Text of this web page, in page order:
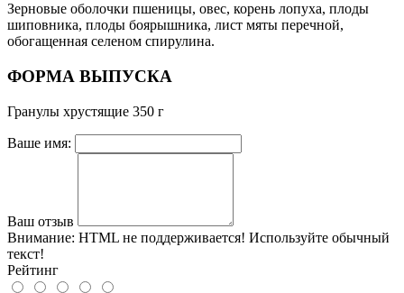
Зерновые оболочки пшеницы, овес, корень лопуха, плоды
шиповника, плоды боярышника, лист мяты перечной,
обогащенная селеном спирулина.
ФОРМА ВЫПУСКА
Гранулы хрустящие 350 г
Ваше имя:
Ваш отзыв
Внимание: HTML не поддерживается! Используйте обычный
текст!
Рейтинг